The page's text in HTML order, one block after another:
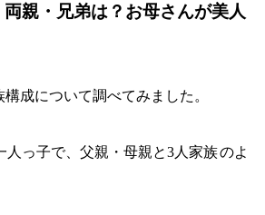
親・兄弟は？お母さんが美人
成について調べてみました。
人っ子で、父親・母親と3人家族のよ